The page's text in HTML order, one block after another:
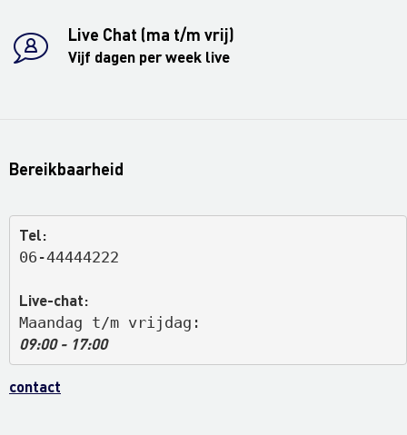
Live Chat (ma t/m vrij)
Vijf dagen per week live
Bereikbaarheid
Tel:
06-44444222
Live-chat:
Maandag t/m vrijdag:
09:00 - 17:00
contact